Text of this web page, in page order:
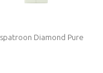
Diamond Pure